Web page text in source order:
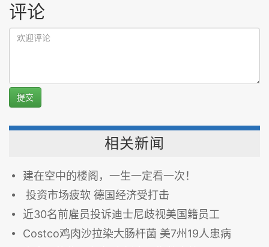
评论
提交
相关新闻
建在空中的楼阁，一生一定看一次！
投资市场疲软 德国经济受打击
近30名前雇员投诉迪士尼歧视美国籍员工
Costco鸡肉沙拉染大肠杆菌 美7州19人患病